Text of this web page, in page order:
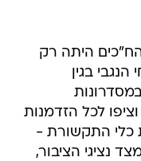
היתה רק
בגין
לכל הזדמנות
כלי התקשורת -
נציגי הציבור,